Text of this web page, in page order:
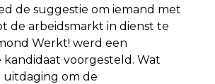
de suggestie om iemand met
de arbeidsmarkt in dienst te
Werkt! werd een
voorgesteld. Wat
uitdaging om de